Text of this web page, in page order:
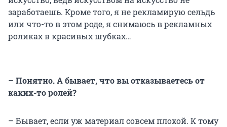
заработаешь. Кроме того, я не рекламирую сельдь
или что-то в этом роде, я снимаюсь в рекламных
роликах в красивых шубках…
– Понятно. А бывает, что вы отказываетесь от
каких-то ролей?
– Бывает, если уж материал совсем плохой. К тому